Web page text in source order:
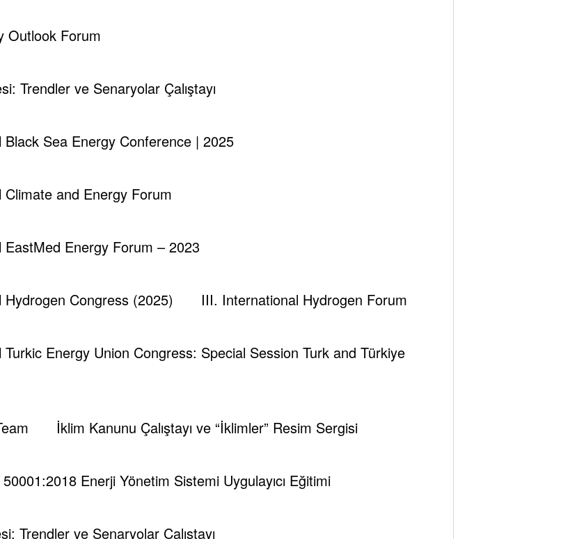
Outlook Forum
Trendler ve Senaryolar Çalıştayı
Sea Energy Conference | 2025
and Energy Forum
Energy Forum – 2023
Congress (2025) III. International Hydrogen Forum
Energy Union Congress: Special Session Turk and Türkiye
İklim Kanunu Çalıştayı ve “İklimler” Resim Sergisi
Enerji Yönetim Sistemi Uygulayıcı Eğitimi
Trendler ve Senaryolar Çalıştayı